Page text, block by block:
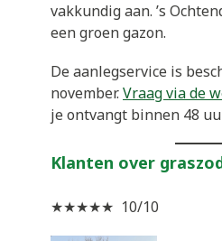
vakkundig aan. ’s
een groen gazon.
De aanlegservice is
november.Vraag via de
je ontvangt binnen 48
Klanten over
★★★★★ 10/10